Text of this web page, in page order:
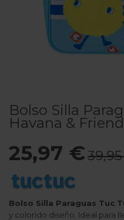
Bolso Silla
Havana &
25,97 €
Bolso Silla Paraguas Tuc
y colorido diseño. Ideal para